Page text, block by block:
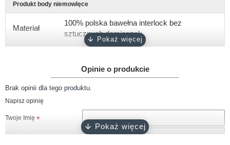
Produkt body niemowlęce
Materiał
100% polska bawełna interlock bez
sztucznych domieszek
krótki, długi
Rozmiary 56, 62, 68, 74, 80, 86, 92
Kolor
biały, różowy, ciemny róż, błękitny,
turkusowy, szary, granatowy, czarny
Opinie o produkcie
Brak opinii dla tego produktu.
Napisz opinię
Twoje Imię
Twoja opinia